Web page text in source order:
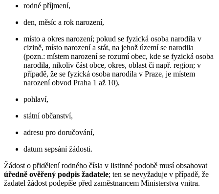
rodné příjmení,
den, měsíc a rok narození,
místo a okres narození; pokud se fyzická osoba narodila v
cizině, místo narození a stát, na jehož území se narodila
(pozn.: místem narození se rozumí obec, kde se fyzická osoba
narodila, nikoliv část obce, okres, oblast či např. region; v
případě, že se fyzická osoba narodila v Praze, je místem
narození obvod Praha 1 až 10),
pohlaví,
státní občanství,
adresu pro doručování,
datum sepsání žádosti.
Žádost o přidělení rodného čísla v listinné podobě musí obsahovat
úředně ověřený podpis žadatele; ten se nevyžaduje v případě, že
žadatel žádost podepíše před zaměstnancem Ministerstva vnitra.